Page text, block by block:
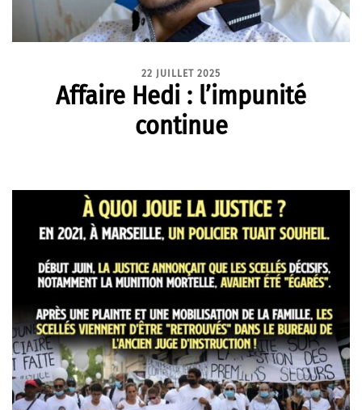
22 JUILLET 2025
Affaire Hedi : l’impunité
continue